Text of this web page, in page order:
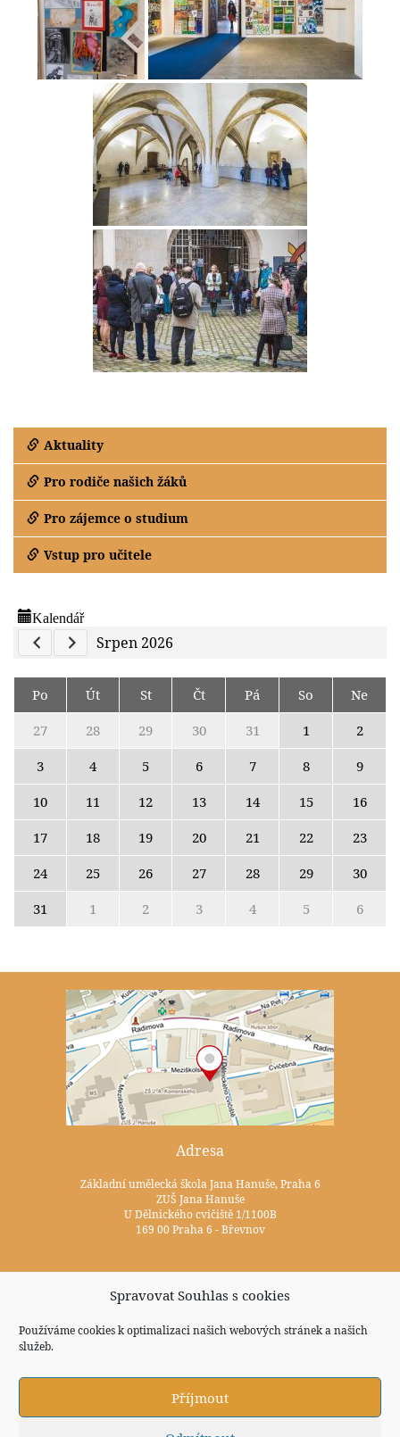
Spravovat Souhlas s cookies
Používáme cookies k optimalizaci našich webových stránek a našich
služeb.
Příjmout
Aktuality
Pro rodiče našich žáků
Pro zájemce o studium
Vstup pro učitele
Kalendář
Previous Calendar
Next Calendar
Srpen 2026
Po Út St Čt Pá So
Ne
27
28 29 30 31 1
2
3
4 5 6 7 8
9
10
11 12 13 14 15
16
17
18 19 20 21 22
23
24
25 26 27 28 29
30
31
1 2 3 4 5 6
Adresa
Základní umělecká škola Jana Hanuše, Praha 6
ZUŠ Jana Hanuše
U Dělnického cvičiště 1/1100B
169 00 Praha 6 - Břevnov
Sociální sítě